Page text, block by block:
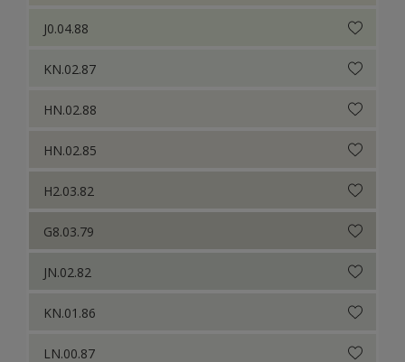
J0.04.88
KN.02.87
HN.02.88
HN.02.85
H2.03.82
G8.03.79
JN.02.82
KN.01.86
LN.00.87